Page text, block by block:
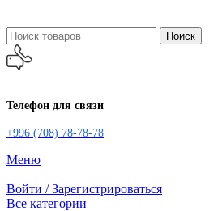
Поиск
Телефон для связи
+996 (708) 78-78-78
Меню
Войти / Зарегистрироваться
Все категории